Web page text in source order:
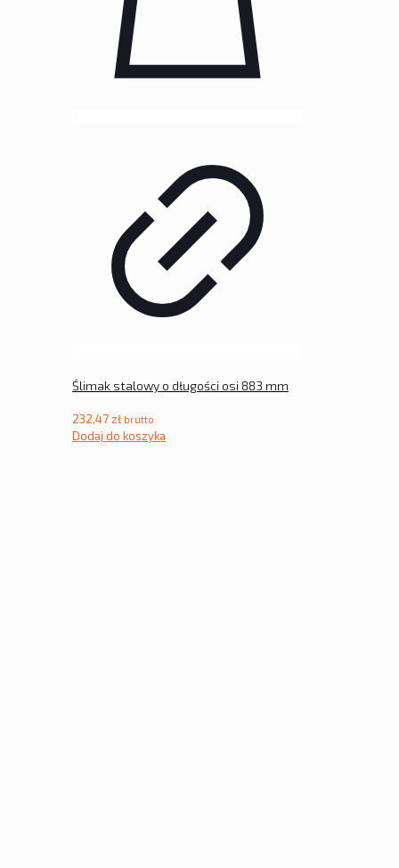
Ślimak stalowy o długości osi 883 mm
232,47zł brutto
Dodaj do koszyka